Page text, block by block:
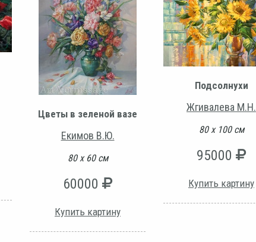
Цветы в зеленой вазе
Екимов В.Ю.
80 х 60 см
60000
Купить картину
Подсолнухи
Жгивалева М.Н.
80 х 100 см
95000
Купить картину